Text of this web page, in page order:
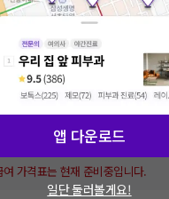
병원정보가 있나요?
려주세요!
가격표는 현재 준비중입니다.
앱 다운로드
일단 둘러볼게요!